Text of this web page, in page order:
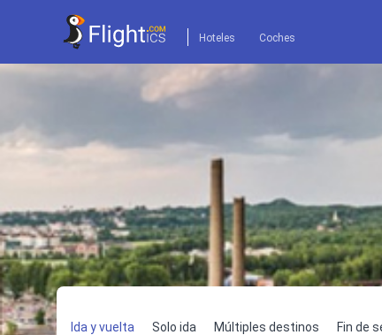
Hoteles Coches
Ida y vuelta Solo ida Múltiples destinos Fin de